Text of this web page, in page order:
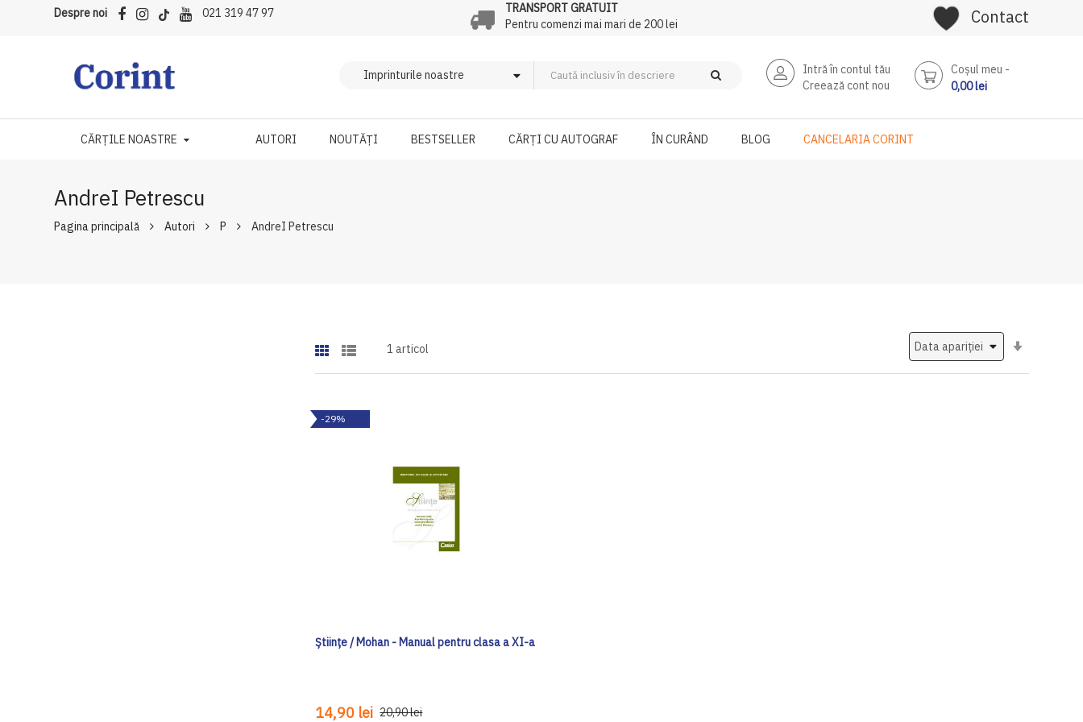
Despre noi 021 319 47 97
TRANSPORT GRATUIT
Pentru comenzi mai mari de 200 lei
Contact
Intră în contul tău
Creează cont nou
Coşul meu
0,00 lei
CĂRȚILE NOASTRE AUTORI NOUTĂȚI BESTSELLER CĂRȚI CU AUTOGRAF ÎN CURÂND BLOG CANCELARIA CORINT
AndreI Petrescu
Pagina principală Autori P AndreI Petrescu
1 articol
-29%
Ştiinţe / Mohan - Manual pentru clasa a XI-a
14,90 lei 20,90 lei